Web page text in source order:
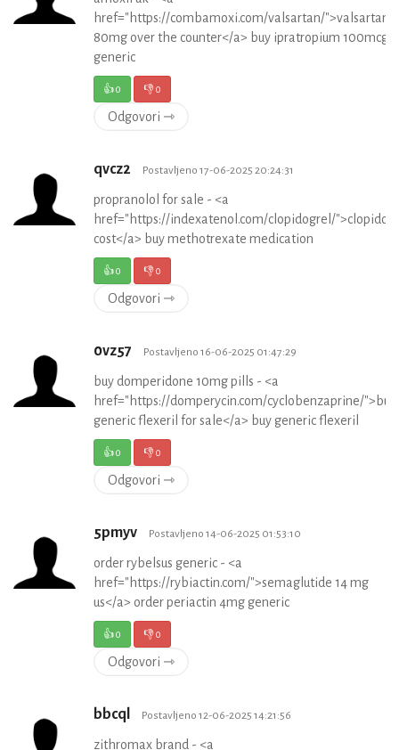
href="https://combamoxi.com/valsartan/">valsartan
80mg over the counter</a> buy ipratropium 100mcg
generic
👍0 👎0
Odgovori ⇾
qvcz2 Postavljeno 17-06-2025 20:24:31
propranolol for sale - <a
href="https://indexatenol.com/clopidogrel/
cost</a> buy methotrexate medication
👍0 👎0
Odgovori ⇾
0vz57 Postavljeno 16-06-2025 01:47:29
buy domperidone 10mg pills - <a
href="https://domperycin.com/cyclobenzaprine/">buy
generic flexeril for sale</a> buy generic flexeril
👍0 👎0
Odgovori ⇾
5pmyv Postavljeno 14-06-2025 01:53:10
order rybelsus generic - <a
href="https://rybiactin.com/">semaglutide 14 mg
us</a> order periactin 4mg generic
👍0 👎0
Odgovori ⇾
bbcql Postavljeno 12-06-2025 14:21:56
zithromax brand - <a